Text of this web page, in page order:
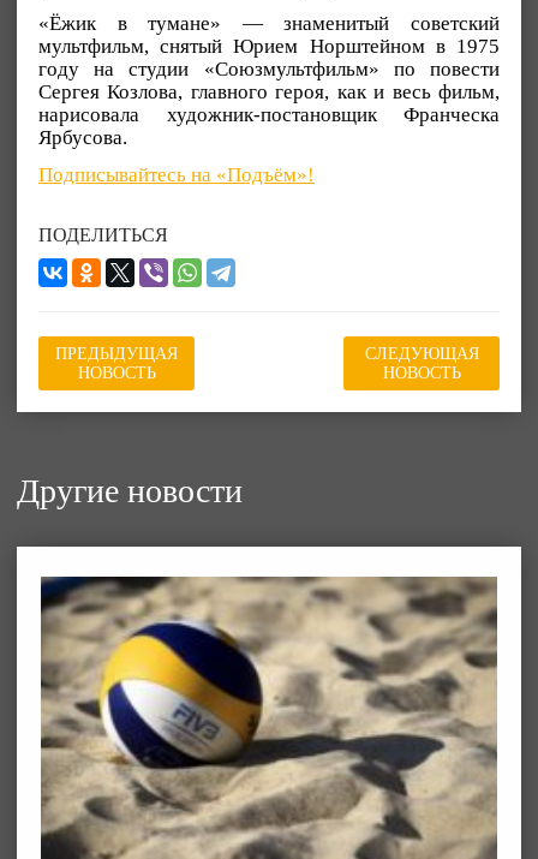
«Ёжик в тумане» — знаменитый советский
мультфильм, снятый Юрием Норштейном в 1975
году на студии «Союзмультфильм» по повести
Сергея Козлова, главного героя, как и весь фильм,
нарисовала художник-постановщик Франческа
Ярбусова.
Подписывайтесь на «Подъём»!
ПОДЕЛИТЬСЯ
ПРЕДЫДУЩАЯ
НОВОСТЬ
СЛЕДУЮЩАЯ
НОВОСТЬ
Другие новости